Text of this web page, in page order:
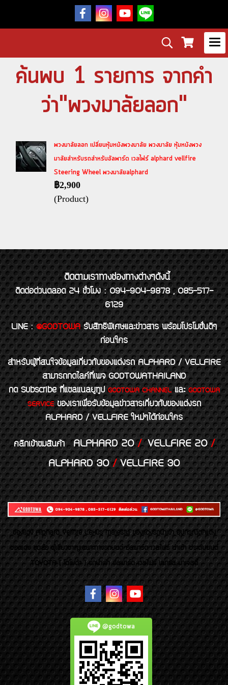
ค้นพบ 1 รายการ จากคำ
ว่า"พวงมาลัยลอก"
พวงมาลัยลอก เปลี่ยนหุ้มหนังพวงมาลัย พวงมาลัย หุ้มหนังพวง
มาลัยสำหรับรถสำหรับอัลพาร์ด เวลไฟร์ alphard vellfire
Steering Wheel พวงมาลัยalphard
฿2,900
(Product)
ติดตามเราทางช่องทางต่างๆดังนี้
ติดต่อด่วนตลอด 24 ชั่วโมง : 094-904-9878 , 085-517-
6129
LINE : @GODTOWA รับสิทธิพิเศษและข่าวสาร พร้อมโปรโมชั่นดีๆ
ก่อนใคร
สำหรับผู้ที่สนใจข้อมูลเกี่ยวกับของแต่งรถ ALPHARD / VELLFIRE
สามารถกดไลค์ที่เพจ GODTOWATHAILAND
กด Subscribe ที่แชลแนลยูทูปGODTOWA CHANNELและGODTOWA
SERVICEของเราเพื่อรับข้อมูลข่าวสารเกี่ยวกับของแต่งรถ
ALPHARD / VELLFIRE ใหม่ๆได้ก่อนใคร
คลิกเข้าชมสินค้า ALPHARD 20/VELLFIRE 20/
ALPHARD 30/VELLFIRE 30
ของเเต่ง Alphard Vellfire Lexus Majesty ของเเต่งรถนำเข้า อุปกรณ์ตกแต่ง
ของแต่ง ชุดล้อ ผู้เชี่ยวชาญเฉพาะทางรถยนต์ อัลพาร์ด เวลไฟร์ นำเข้า ประดับยนต์
TOYOTA ( โตโยต้า ) รถนำเข้า อัลพาร์ด เวลไฟร์ เลกซัส มาเจสตี้
@godtowa